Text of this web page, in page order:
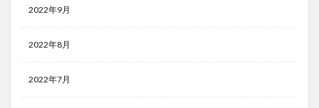
2022年9月
2022年8月
2022年7月